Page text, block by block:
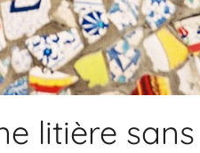
litière